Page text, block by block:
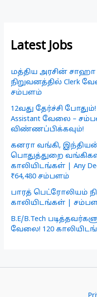
Latest Jobs
மத்திய அரசின்
நிறுவனத்தில் Clerk
சம்பளம்
12வது தேர்ச்சி
Assistant வேலை –
விண்ணப்பிக்கவும்!
கனரா வங்கி,
பொதுத்துறை
காலியிடங்கள் | Any
₹64,480 சம்பளம்
பாரத் பெட்ரோலியம்
காலியிடங்கள் |
B.E/B.Tech
வேலை! 120